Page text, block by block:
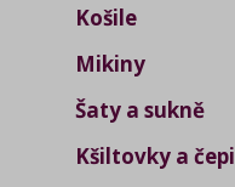
Košile
Mikiny
Šaty a sukně
Kšiltovky a